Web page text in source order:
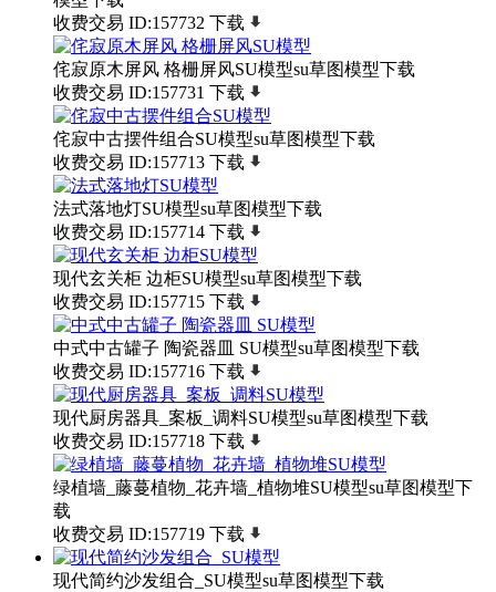
收费交易 ID:157732 下载
侘寂原木屏风 格栅屏风SU模型su草图模型下载
收费交易 ID:157731 下载
侘寂中古摆件组合SU模型su草图模型下载
收费交易 ID:157713 下载
法式落地灯SU模型su草图模型下载
收费交易 ID:157714 下载
现代玄关柜 边柜SU模型su草图模型下载
收费交易 ID:157715 下载
中式中古罐子 陶瓷器皿 SU模型su草图模型下载
收费交易 ID:157716 下载
现代厨房器具_案板_调料SU模型su草图模型下载
收费交易 ID:157718 下载
绿植墙_藤蔓植物_花卉墙_植物堆SU模型su草图模型下
载
收费交易 ID:157719 下载
现代简约沙发组合_SU模型su草图模型下载